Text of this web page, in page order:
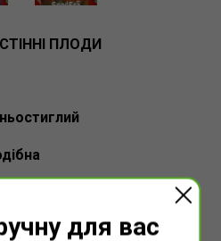
ПЛОДИ
для вас